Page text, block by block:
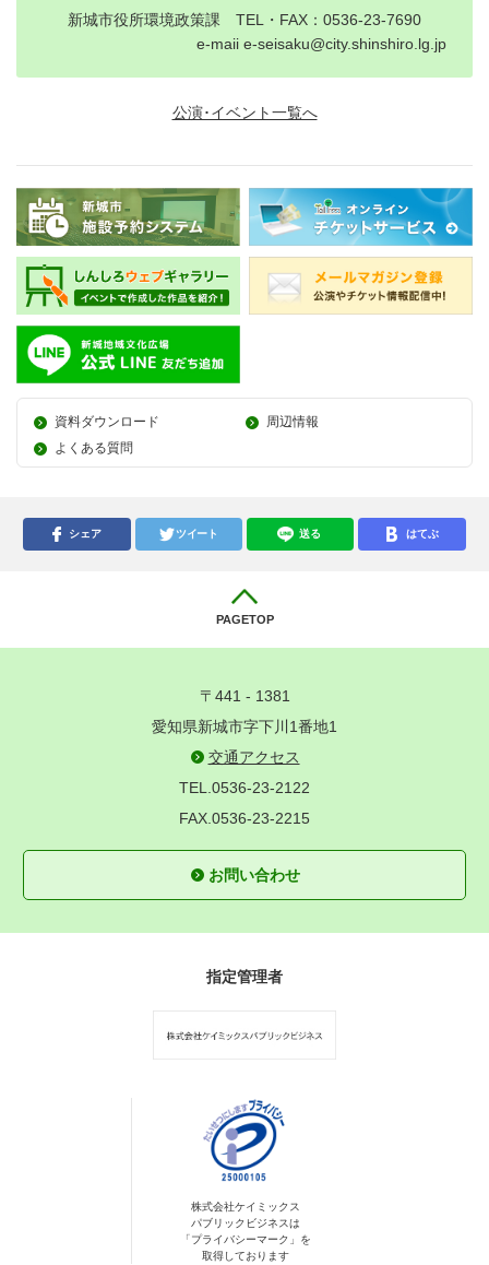
新城市役所環境政策課 TEL・FAX：0536-23-7690
e-maii e-seisaku@city.shinshiro.lg.jp
公演･イベント一覧へ
資料ダウンロード
周辺情報
よくある質問
シェア ツイート 送る はてぶ
PAGETOP
〒441 - 1381
愛知県新城市字下川1番地1
交通アクセス
TEL.0536-23-2122
FAX.0536-23-2215
お問い合わせ
指定管理者
株式会社ケイミックス
パブリックビジネスは
「プライバシーマーク」を
取得しております